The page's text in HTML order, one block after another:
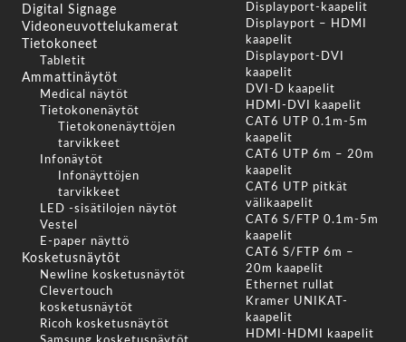
Digital Signage
Videoneuvottelukamerat
Tietokoneet
Tabletit
Ammattinäytöt
Medical näytöt
Tietokonenäytöt
Tietokonenäyttöjen
tarvikkeet
Infonäytöt
Infonäyttöjen
tarvikkeet
LED -sisätilojen näytöt
Vestel
E-paper näyttö
Kosketusnäytöt
Newline kosketusnäytöt
Clevertouch
kosketusnäytöt
Ricoh kosketusnäytöt
Displayport-kaapelit
Displayport – HDMI
kaapelit
Displayport-DVI
kaapelit
DVI-D kaapelit
HDMI-DVI kaapelit
CAT6 UTP 0.1m-5m
kaapelit
CAT6 UTP 6m – 20m
kaapelit
CAT6 UTP pitkät
välikaapelit
CAT6 S/FTP 0.1m-5m
kaapelit
CAT6 S/FTP 6m –
20m kaapelit
Ethernet rullat
Kramer UNIKAT-
kaapelit
HDMI-HDMI kaapelit